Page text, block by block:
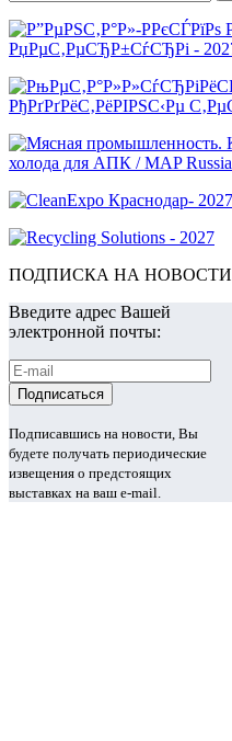
ПОДПИСКА НА НОВОСТИ
Введите адрес Вашей
электронной почты:
Подписавшись на новости, Вы
будете получать периодические
извещения о предстоящих
выставках на ваш e-mail.